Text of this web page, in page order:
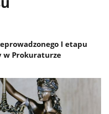
I etapu
w Prokuraturze